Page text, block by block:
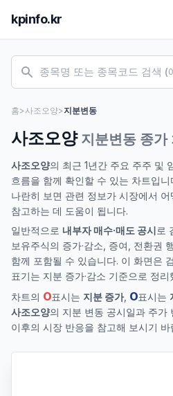
kpinfo.kr
홈>사조오양>지분변동
사조오양 지분변동 종가
사조오양의 최근 1년간 주요 주주 및
흐름을 함께 확인할 수 있는 차트입
나란히 보면 관련 정보가 시장에서
참고하는 데 도움이 됩니다.
일반적으로 내부자 매수·매도 공시로
보유주식의 증가·감소, 증여, 전환권
함께 포함될 수 있습니다. 이 화면은
표기는 지분 증가·감소 기준으로 정리
차트의 O표시는 지분 증가, O표시는
사조오양의 지분 변동 공시일과 주가
이후의 시장 반응을 참고해 보시기 바